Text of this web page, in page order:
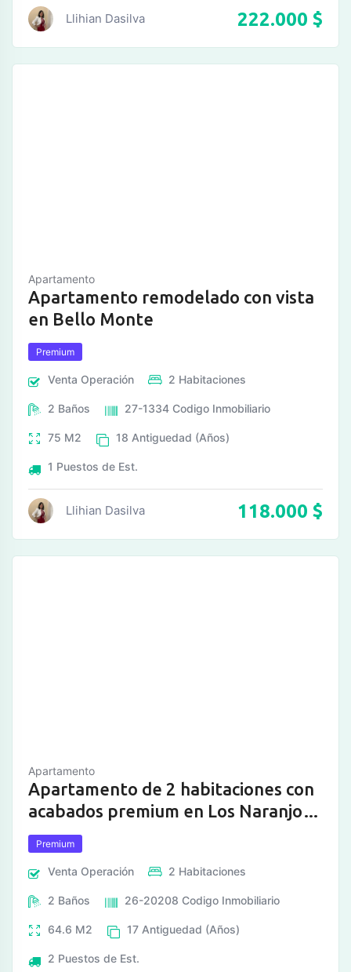
Llihian Dasilva 222.000 $
Apartamento
Apartamento remodelado con vista
en Bello Monte
Premium
Venta Operación 2 Habitaciones
2 Baños 27-1334 Codigo Inmobiliario
75 M2 18 Antiguedad (Años)
1 Puestos de Est.
Llihian Dasilva 118.000 $
Apartamento
Apartamento de 2 habitaciones con
acabados premium en Los Naranjos
Hum
Premium
Venta Operación 2 Habitaciones
2 Baños 26-20208 Codigo Inmobiliario
64.6 M2 17 Antiguedad (Años)
2 Puestos de Est.